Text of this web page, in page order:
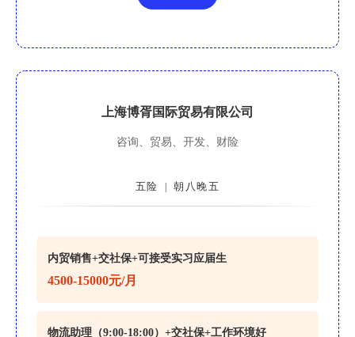
上海博胥国际贸易有限公司
咨询、贸易、开发、财险
五险 | 朝八晚五
内贸销售+交社保+可接受实习应届生
4500-15000元/月
物流助理（9:00-18:00）+交社保+工作环境好